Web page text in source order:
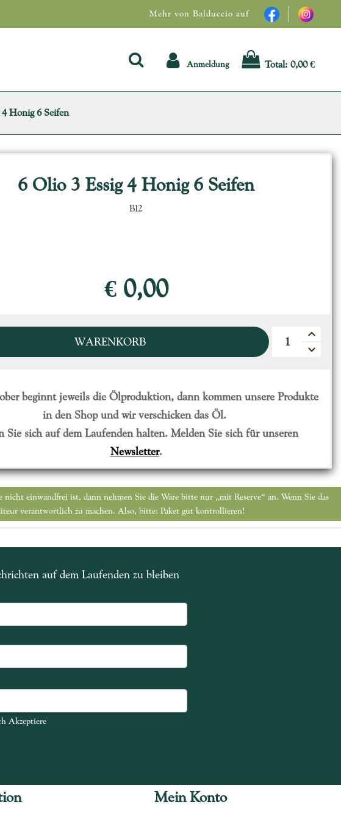
Mehr von Balduccio auf
Anmeldung Total: 0,00 €
Honig 6 Seifen
6 Olio 3 Essig 4 Honig 6 Seifen
B12
€ 0,00
WARENKORB
beginnt jeweils die Ölproduktion, dann kommen unsere Produkte
in den Shop und wir verschicken das Öl.
Sie sich auf dem Laufenden halten. Melden Sie sich für unseren
Newsletter.
einwandfrei ist, dann nehmen Sie die Ware bitte nur „mit Reserve“ an. Wenn Sie das
verantwortlich zu machen. Also, bitte: Paket gut kontrollieren!
auf dem Laufenden zu bleiben
Akzeptiere
Mein Konto